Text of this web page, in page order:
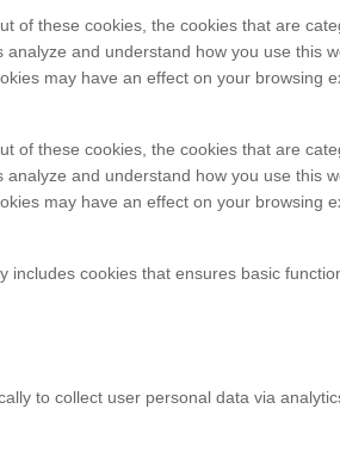
these cookies, the cookies that are
and understand how you use this
may have an effect on your browsing
these cookies, the cookies that are
and understand how you use this
may have an effect on your browsing
cookies that ensures basic
to collect user personal data via